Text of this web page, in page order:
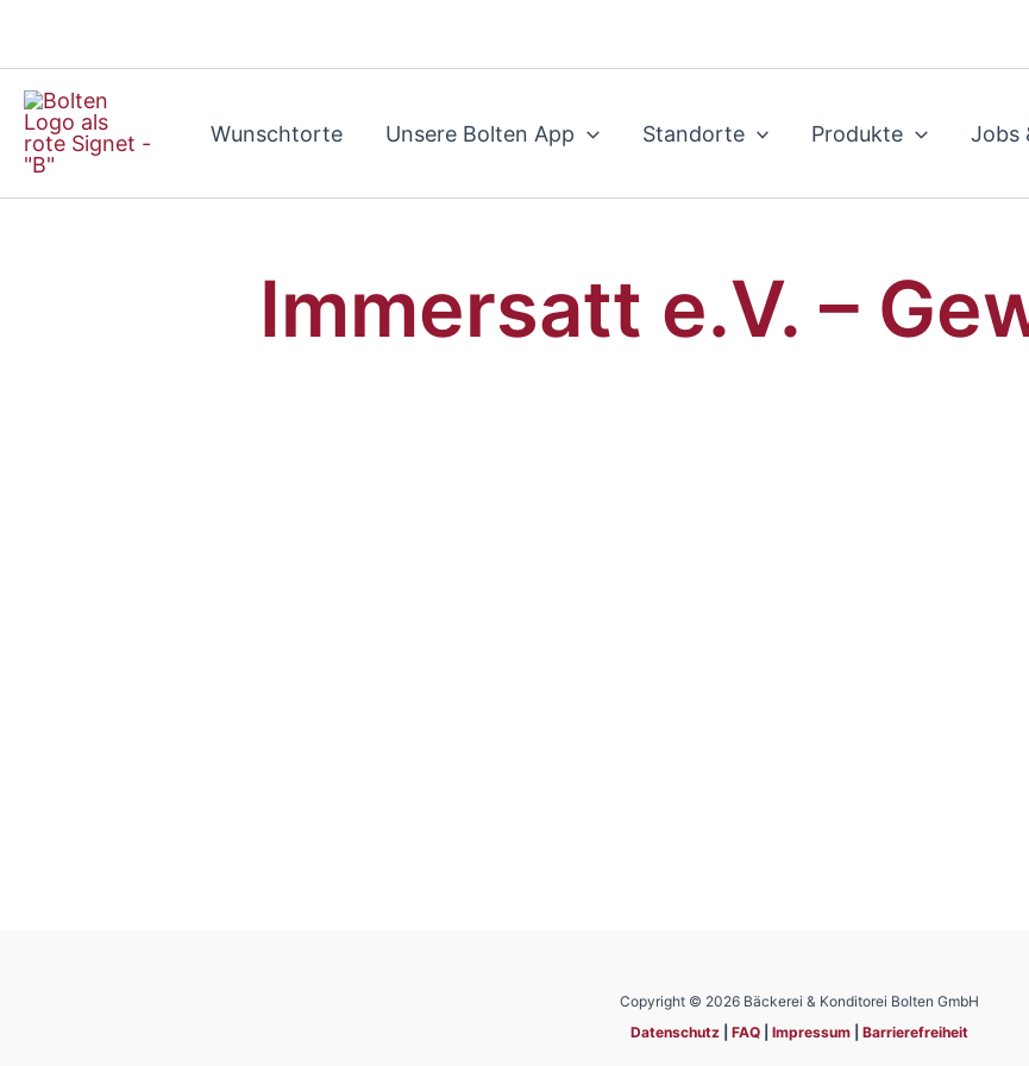
springen
Wunschtorte Unsere Bolten App Standorte Produkte Jobs
Immersatt e.V. –
Copyright © 2026 Bäckerei & Konditorei Bolten GmbH
Datenschutz
FAQ Impressum Barrierefreiheit